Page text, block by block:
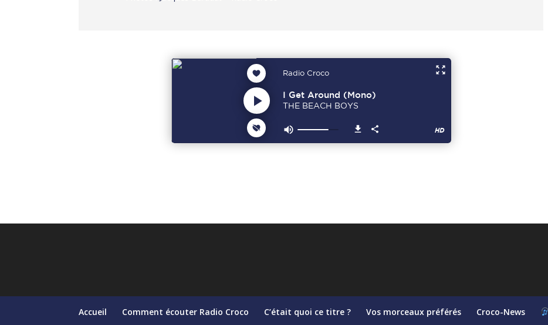
Accueil Comment écouter Radio Croco C’était quoi ce titre ? Vos morceaux préférés Croco-News